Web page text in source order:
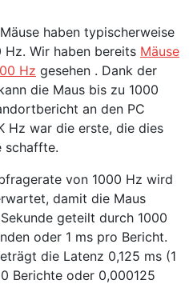
haben typischerweise
Wir haben bereits Mäuse
Hz gesehen . Dank der
die Maus bis zu 1000
an den PC
Hz war die erste, die dies
schaffte.
von 1000 Hz wird
damit die Maus
geteilt durch 1000
oder 1 ms pro Bericht.
die Latenz 0,125 ms (1
Berichte oder 0,000125